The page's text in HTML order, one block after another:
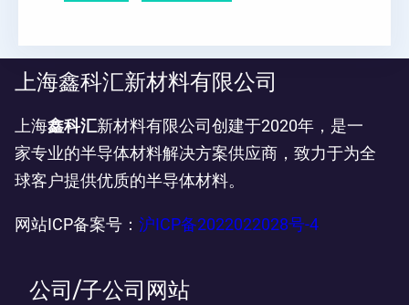
上海鑫科汇新材料有限公司
上海鑫科汇新材料有限公司创建于2020年，是一
家专业的半导体材料解决方案供应商，致力于为全
球客户提供优质的半导体材料。
网站ICP备案号： 沪ICP备2022022028号-4
公司/子公司网站